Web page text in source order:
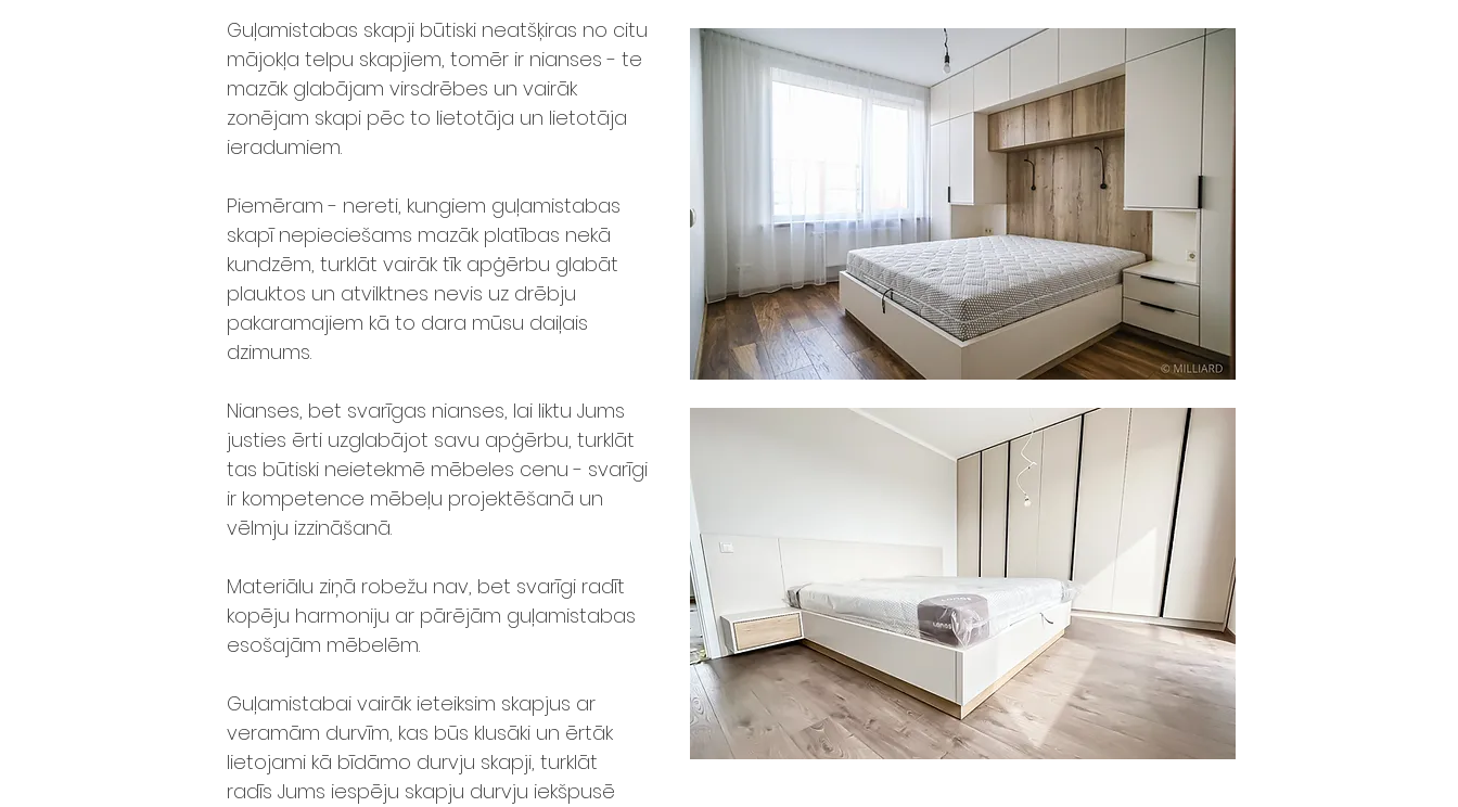
Guļamistabas skapji būtiski neatšķiras no citu
mājokļa telpu skapjiem, tomēr ir nianses - te
mazāk glabājam virsdrēbes un vairāk
zonējam skapi pēc to lietotāja un lietotāja
ieradumiem.
Piemēram - nereti, kungiem guļamistabas
skapī nepieciešams mazāk platības nekā
kundzēm, turklāt vairāk tīk apģērbu glabāt
plauktos un atvilktnes nevis uz drēbju
pakaramajiem kā to dara mūsu daiļais
dzimums.
Nianses, bet svarīgas nianses, lai liktu Jums
justies ērti uzglabājot savu apģērbu, turklāt
tas būtiski neietekmē mēbeles cenu - svarīgi
ir kompetence mēbeļu projektēšanā un
vēlmju izzināšanā.
Materiālu ziņā robežu nav, bet svarīgi radīt
kopēju harmoniju ar pārējām guļamistabas
esošajām mēbelēm.
Guļamistabai vairāk ieteiksim skapjus ar
veramām durvīm, kas būs klusāki un ērtāk
lietojami kā bīdāmo durvju skapji, turklāt
radīs Jums iespēju skapju durvju iekšpusē